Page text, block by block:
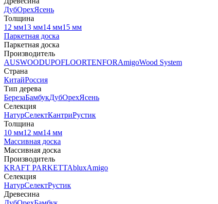
ДубОрехЯсень
Толщина
12 мм13 мм14 мм15 мм
Паркетная доска
Паркетная доска
Производитель
AUSWOODUPOFLOORTENFORAmigoWood System
Страна
КитайРоссия
Тип дерева
БерезаБамбукДубОрехЯсень
Селекция
НатурСелектКантриРустик
Толщина
10 мм12 мм14 мм
Массивная доска
Массивная доска
Производитель
KRAFT PARKETTAbluxAmigo
Селекция
НатурСелектРустик
Древесина